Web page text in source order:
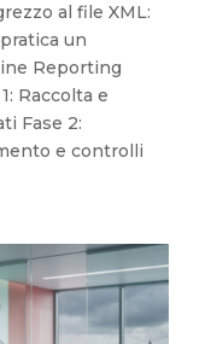
al file XML:
un
Reporting
Raccolta e
Fase 2:
e controlli